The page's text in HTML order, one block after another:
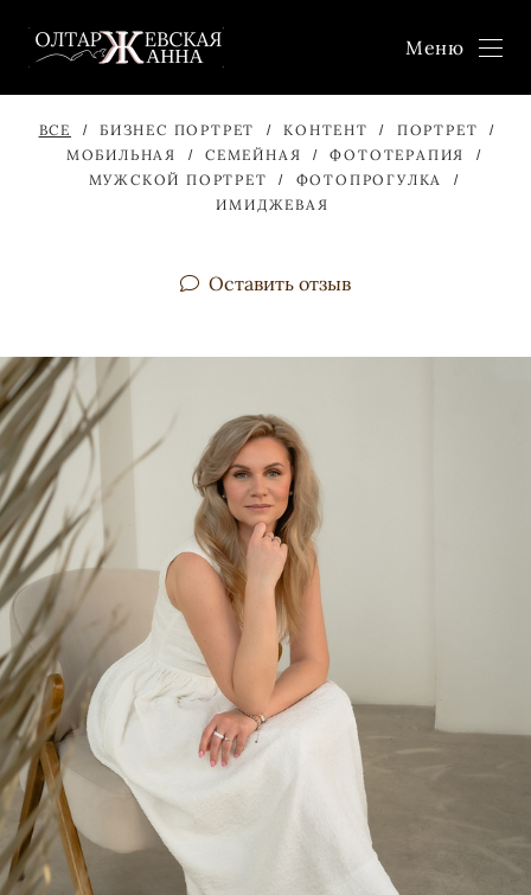
Меню
ВСЕ БИЗНЕС ПОРТРЕТ КОНТЕНТ
ПОРТРЕТ
МОБИЛЬНАЯ
СЕМЕЙНАЯ
ФОТОТЕРАПИЯ
МУЖСКОЙ ПОРТРЕТ
ФОТОПРОГУЛКА
ИМИДЖЕВАЯ
Оставить отзыв